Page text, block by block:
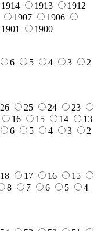
1914 1913
1912
1907
1906
1901 1900
6 5 4 3
2
26 25 24
23
16 15 14
13
6 5 4 3
2
18 17 16
15
8 7 6 5
4